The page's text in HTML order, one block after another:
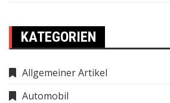
KATEGORIEN
Allgemeiner Artikel
Automobil